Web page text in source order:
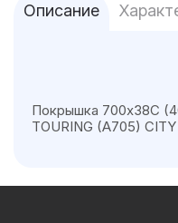
Описание
Покрышка 700x38C
TOURING (A705)